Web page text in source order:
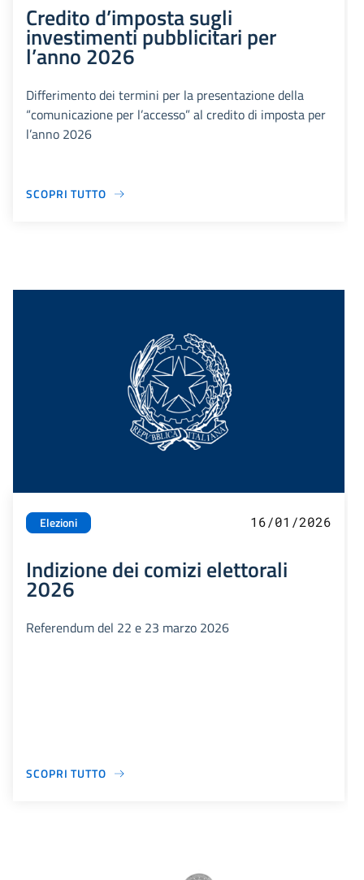
Credito d’imposta sugli
investimenti pubblicitari per
l’anno 2026
Differimento dei termini per la presentazione della
“comunicazione per l’accesso” al credito di imposta per
l’anno 2026
SCOPRI TUTTO
Elezioni 16/01/2026
Indizione dei comizi elettorali
2026
Referendum del 22 e 23 marzo 2026
SCOPRI TUTTO